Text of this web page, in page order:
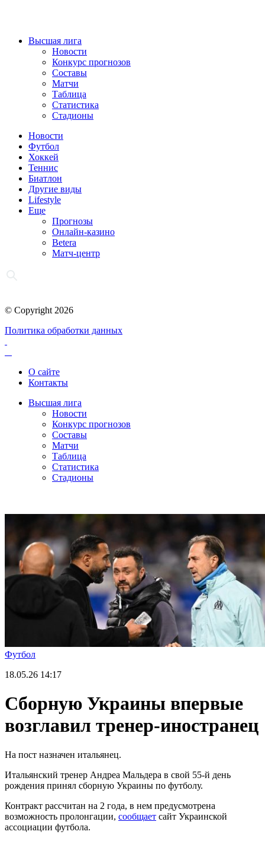
Высшая лига
Новости
Конкурс прогнозов
Составы
Матчи
Таблица
Статистика
Стадионы
Новости
Футбол
Хоккей
Теннис
Биатлон
Другие виды
Lifestyle
Еще
Прогнозы
Онлайн-казино
Betera
Матч-центр
© Copyright 2026
Политика обработки данных
О сайте
Контакты
Высшая лига
Новости
Конкурс прогнозов
Составы
Матчи
Таблица
Статистика
Стадионы
Футбол
18.05.26 14:17
Сборную Украины впервые
возглавил тренер-иностранец
На пост назначен итальянец.
Итальянский тренер Андреа Мальдера в свой 55-й день
рождения принял сборную Украины по футболу.
Контракт рассчитан на 2 года, в нем предусмотрена
возможность пролонгации, сообщает сайт Украинской
ассоциации футбола.